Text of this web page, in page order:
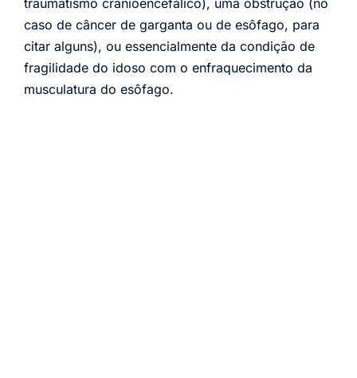
caso de câncer de garganta ou de esôfago, para
citar alguns), ou essencialmente da condição de
fragilidade do idoso com o enfraquecimento da
musculatura do esôfago.